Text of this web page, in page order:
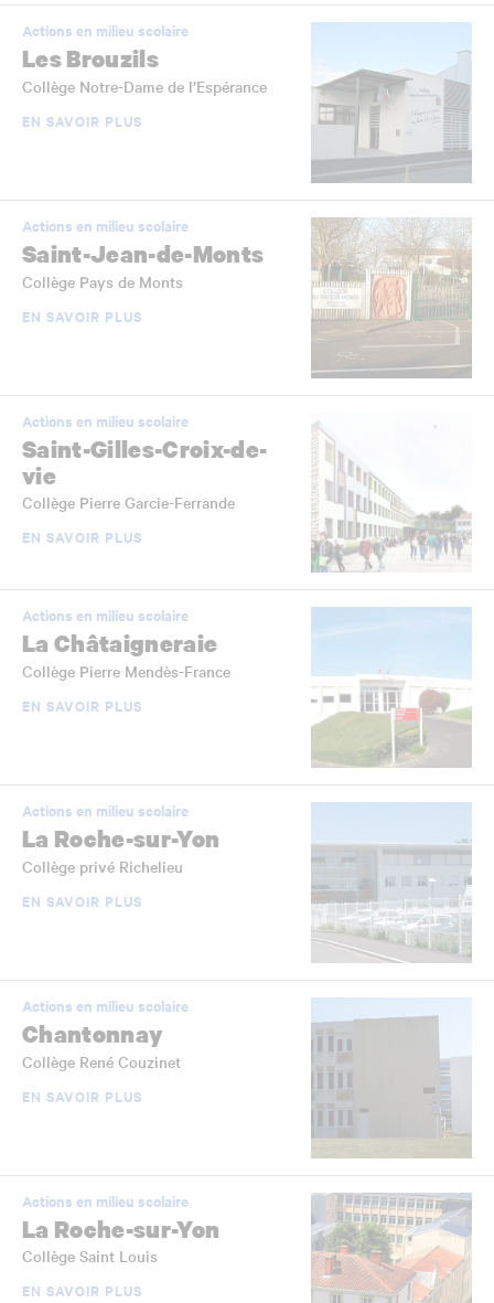
Actions en milieu scolaire
Les Brouzils
Collège Notre-Dame de l’Espérance
EN SAVOIR PLUS
Actions en milieu scolaire
Saint-Jean-de-Monts
Collège Pays de Monts
EN SAVOIR PLUS
Actions en milieu scolaire
Saint-Gilles-Croix-de-
vie
Collège Pierre Garcie-Ferrande
EN SAVOIR PLUS
Actions en milieu scolaire
La Châtaigneraie
Collège Pierre Mendès-France
EN SAVOIR PLUS
Actions en milieu scolaire
La Roche-sur-Yon
Collège privé Richelieu
EN SAVOIR PLUS
Actions en milieu scolaire
Chantonnay
Collège René Couzinet
EN SAVOIR PLUS
Actions en milieu scolaire
La Roche-sur-Yon
Collège Saint Louis
EN SAVOIR PLUS